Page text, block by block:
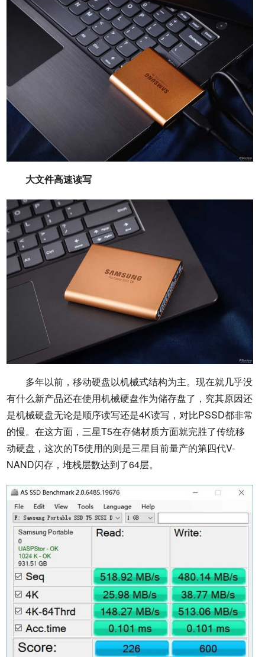
大文件高速读写
多年以前，移动硬盘以机械式结构为主。现在就几乎没
有什么新产品还在使用机械硬盘作为储存盘了，究其原因还
是机械硬盘无论是顺序读写还是4K读写，对比PSSD都非常
的慢。在这方面，三星T5在存储材质方面就完胜了传统移
动硬盘，这次的T5使用的则是三星目前量产的第四代V-
NAND闪存，堆栈层数达到了64层。